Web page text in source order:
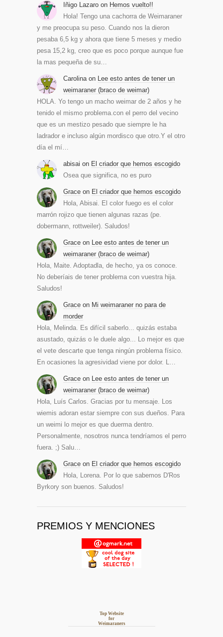
Iñigo Lazaro on Hemos vuelto!!
Hola! Tengo una cachorra de Weimaraner
y me preocupa su peso. Cuando nos la dieron
pesaba 6,5 kg y ahora que tiene 5 meses y medio
pesa 15,2 kg, creo que es poco porque aunque fue
la mas pequeña de su…
Carolina on
Lee esto antes de tener un
weimaraner (braco de weimar)
HOLA. Yo tengo un macho weimar de 2 años y he
tenido el mismo problema.con el perro del vecino
que es un mestizo pesado que siempre le ha
ladrador e incluso algún mordisco que otro.Y el otro
día el mí…
abisai on El criador que hemos escogido
Osea que significa, no es puro
Grace on El criador que hemos escogido
Hola, Abisai. El color fuego es el color
marrón rojizo que tienen algunas razas (pe.
dobermann, rottweiler). Saludos!
Grace on
Lee esto antes de tener un
weimaraner (braco de weimar)
Hola, Maite. Adoptadla, de hecho, ya os conoce.
No deberíais de tener problema con vuestra hija.
Saludos!
Grace on Mi weimaraner no para de
morder
Hola, Melinda. Es difícil saberlo... quizás estaba
asustado, quizás o le duele algo... Lo mejor es que
el vete descarte que tenga ningún problema físico.
En ocasiones la agresividad viene por dolor. L…
Grace on
Lee esto antes de tener un
weimaraner (braco de weimar)
Hola, Luís Carlos. Gracias por tu mensaje. Los
wiemis adoran estar siempre con sus dueños. Para
un weimi lo mejor es que duerma dentro.
Personalmente, nosotros nunca tendríamos el perro
fuera. ;) Salu…
Grace on El criador que hemos escogido
Hola, Lorena. Por lo que sabemos D'Ros
Byrkory son buenos. Saludos!
PREMIOS Y MENCIONES
Top Website
for
Weimaraners